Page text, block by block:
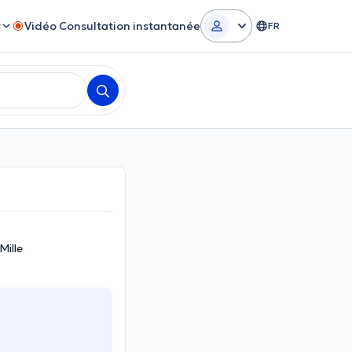
Vidéo Consultation instantanée FR